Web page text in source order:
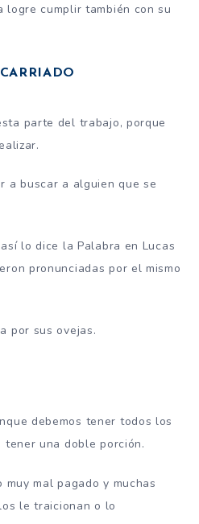
logre cumplir también con su
parte del trabajo, porque
a buscar a alguien que se
lo dice la Palabra en Lucas
pronunciadas por el mismo
por sus ovejas.
debemos tener todos los
una doble porción.
mal pagado y muchas
le traicionan o lo